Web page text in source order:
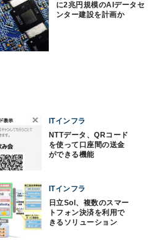
に2兆円規模のAIデータセ
ンター建設を計画か
ITインフラ
NTTデータ、QRコード
を使って口座間の送金
ができる機能
ITインフラ
日立Sol、複数のスマー
トフォン決済を利用で
きるソリューション